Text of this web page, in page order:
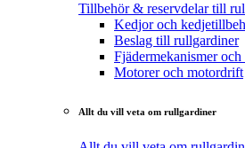
Tillbehör & reservdelar till
Kedjor och
Beslag till rullgardiner
Fjädermekanismer
Motorer och motordrift
Allt du vill veta om rullgardiner